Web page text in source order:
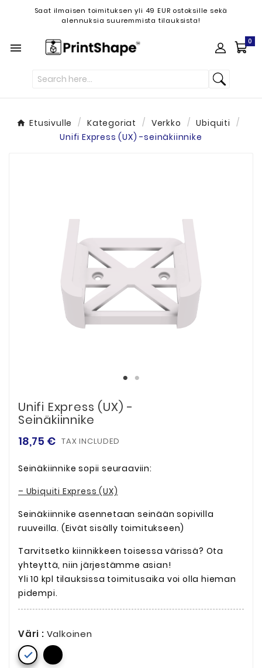
Saat ilmaisen toimituksen yli 49 EUR ostoksille sekä
alennuksia suuremmista tilauksista!
 0
Etusivulle Kategoriat Verkko
Ubiquiti
Unifi Express (UX) -seinäkiinnike
Unifi Express (UX) -
Seinäkiinnike
18,75 € TAX INCLUDED
Seinäkiinnike sopii seuraaviin:
– Ubiquiti Express (UX)
Seinäkiinnike asennetaan seinään sopivilla
ruuveilla. (Eivät sisälly toimitukseen)
Tarvitsetko kiinnikkeen toisessa värissä? Ota
yhteyttä, niin järjestämme asian!
Yli 10 kpl tilauksissa toimitusaika voi olla hieman
pidempi.
Väri : Valkoinen
